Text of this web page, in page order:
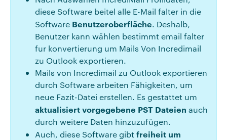
diese Software beitel alle E-Mail falter in die
Software Benutzeroberfläche. Deshalb,
Benutzer kann wählen bestimmt email falter
fur konvertierung um Mails Von Incredimail
zu Outlook exportieren.
Mails von Incredimail zu Outlook exportieren
durch Software arbeiten Fähigkeiten, um
neue Fazit-Datei erstellen. Es gestattet um
aktualisiert vorgegebene PST Dateien auch
durch weitere Daten hinzuzufügen.
Auch, diese Software gibt freiheit um